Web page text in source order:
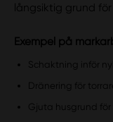
långsiktig grund
Exempel på
Schaktning inför
Dränering för
Gjuta husgrund